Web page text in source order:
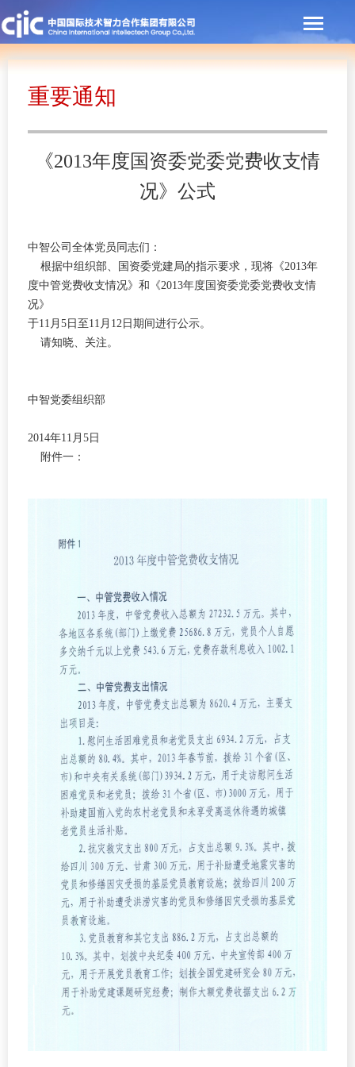
重要通知
《2013年度国资委党委党费收支情
况》公式
中智公司全体党员同志们：
根据中组织部、国资委党建局的指示要求，现将《2013年
度中管党费收支情况》和《2013年度国资委党委党费收支情
况》
于11月5日至11月12日期间进行公示。
请知晓、关注。
中智党委组织部
2014年11月5日
附件一：